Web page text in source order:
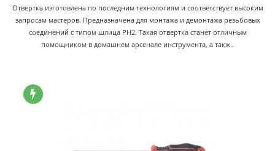
Отвертка изготовлена по последним технологиям и соответствует высоким
запросам мастеров. Предназначена для монтажа и демонтажа резьбовых
соединений с типом шлица PH2. Такая отвертка станет отличным
помощником в домашнем арсенале инструмента, а такж..